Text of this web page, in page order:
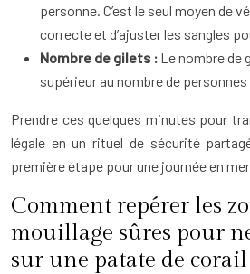
personne. C’est le seul moyen de
correcte et d’ajuster les sangles
Nombre de gilets : Le nombre de
supérieur au nombre de personnes
Prendre ces quelques minutes pour
légale en un rituel de sécurité
première étape pour une journée en
Comment repérer les
mouillage sûres pour
sur une patate de corail